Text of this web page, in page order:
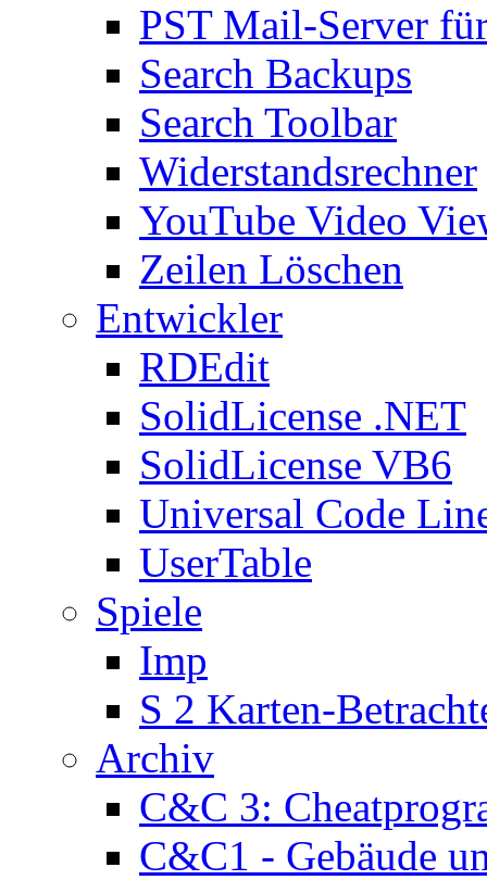
PST Mail-Server
Search Backups
Search Toolbar
Widerstandsrechner
YouTube Video
Zeilen Löschen
Entwickler
RDEdit
SolidLicense .NET
SolidLicense VB6
Universal Code
UserTable
Spiele
Imp
S 2 Karten-
Archiv
C&C 3:
C&C1 - Gebäude